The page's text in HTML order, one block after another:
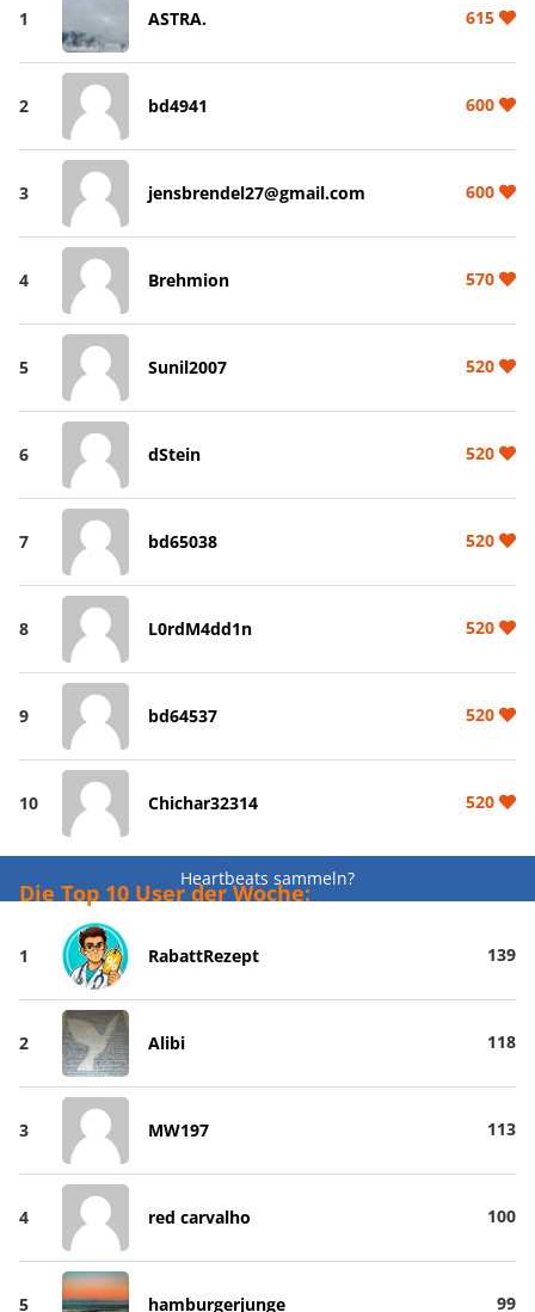
1 ASTRA. 615
2 bd4941 600
3 jensbrendel27@gmail.com 600
4 Brehmion 570
5 Sunil2007 520
6 dStein 520
7 bd65038 520
8 L0rdM4dd1n 520
9 bd64537 520
10 Chichar32314 520
Heartbeats sammeln?
Die Top 10 User der Woche:
1 RabattRezept 139
2 Alibi 118
3 MW197 113
4 red carvalho 100
5 hamburgerjunge 99